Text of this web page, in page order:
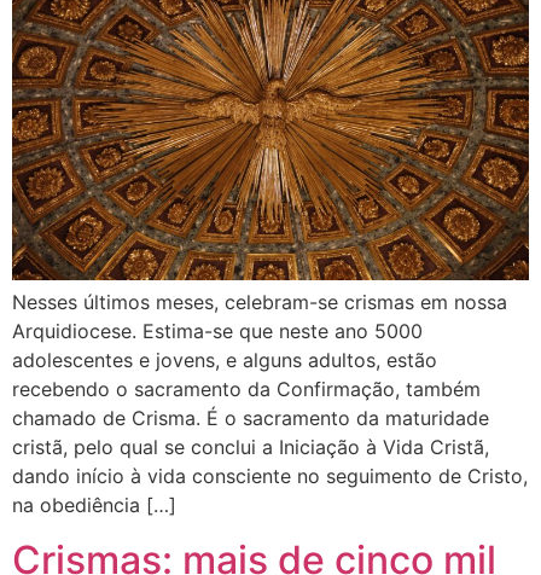
Nesses últimos meses, celebram-se crismas em nossa
Arquidiocese. Estima-se que neste ano 5000
adolescentes e jovens, e alguns adultos, estão
recebendo o sacramento da Confirmação, também
chamado de Crisma. É o sacramento da maturidade
cristã, pelo qual se conclui a Iniciação à Vida Cristã,
dando início à vida consciente no seguimento de Cristo,
na obediência […]
Crismas: mais de cinco mil